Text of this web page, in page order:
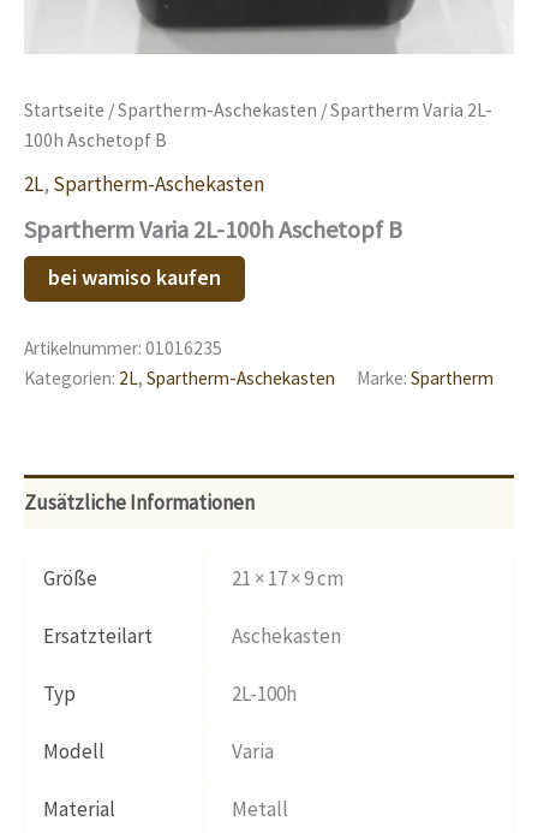
Startseite /Spartherm-Aschekasten / Spartherm Varia 2L-
100h Aschetopf B
2L, Spartherm-Aschekasten
Spartherm Varia 2L-100h Aschetopf B
bei wamiso kaufen
Artikelnummer: 01016235
Kategorien: 2L, Spartherm-Aschekasten Marke: Spartherm
Zusätzliche Informationen
Größe 21 × 17 × 9 cm
Ersatzteilart Aschekasten
Typ 2L-100h
Modell Varia
Material Metall